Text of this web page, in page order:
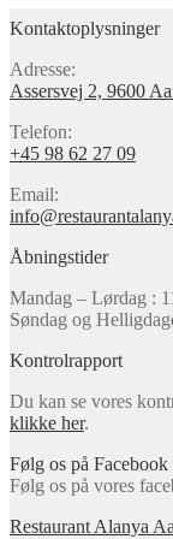
Kontaktoplysninger
Adresse:
Assersvej 2, 9600
Telefon:
+45 98 62 27 09
Email:
Åbningstider
Mandag – Lørdag :
Søndag og
Kontrolrapport
Du kan se vores
klikke her.
Følg os på Facebook
Følg os på vores
Restaurant Alanya